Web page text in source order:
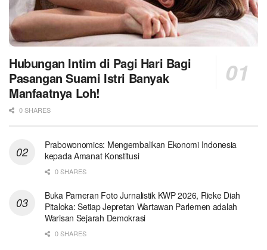
Hubungan Intim di Pagi Hari Bagi
Pasangan Suami Istri Banyak
Manfaatnya Loh!
0 SHARES
Prabowonomics: Mengembalikan Ekonomi Indonesia
kepada Amanat Konstitusi
0 SHARES
Buka Pameran Foto Jurnalistik KWP 2026, Rieke Diah
Pitaloka: Setiap Jepretan Wartawan Parlemen adalah
Warisan Sejarah Demokrasi
0 SHARES